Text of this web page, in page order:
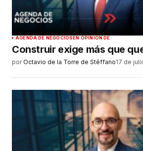
AGENDA DE NEGOCIOS EN OPINIÓN DE
Construir exige más que
por Octavio de la Torre de Stéffano17 de